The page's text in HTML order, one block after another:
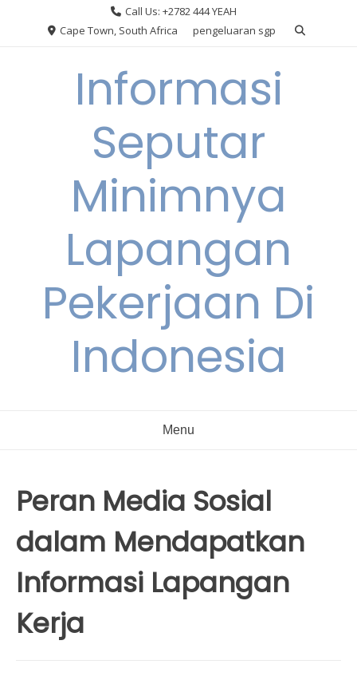
Call Us: +2782 444 YEAH
Cape Town, South Africa
pengeluaran sgp
Informasi
Seputar
Minimnya
Lapangan
Pekerjaan Di
Indonesia
Menu
Peran Media Sosial
dalam Mendapatkan
Informasi Lapangan
Kerja